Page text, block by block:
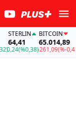
STERLIN
64,41
(%0,38)
BITCOIN
65.014,89
-261,09(%-0,40)